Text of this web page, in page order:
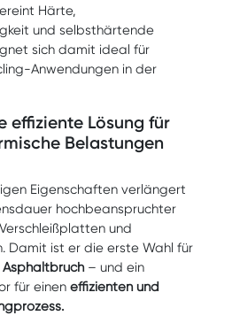
Härte,
und selbsthärtende
sich damit ideal für
Anwendungen in der
effiziente Lösung für
Belastungen
Eigenschaften verlängert
hochbeanspruchter
und
Damit ist er die erste Wahl für
Asphaltbruch– und ein
für einen effizienten und